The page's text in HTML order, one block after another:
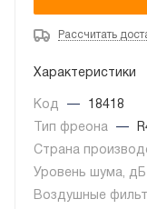
Рассчитать
Характеристики
Код —
18418
Тип фреона
—
Страна
Уровень шума, дБ
Воздушные